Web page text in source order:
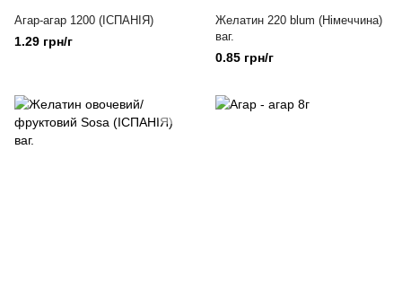
Агар-агар 1200 (ІСПАНІЯ)
1.29 грн/г
Желатин 220 blum (Німеччина)
ваг.
0.85 грн/г